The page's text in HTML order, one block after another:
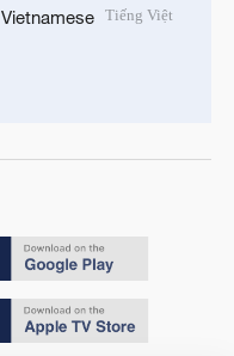
Vietnamese Tiếng Việt